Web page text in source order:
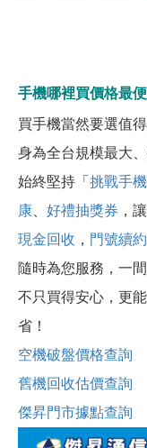
手機哪裡買價格最
買手機當然要選值
身為全台規模最大
始終堅持「挑戰手
康、 好禮抽獎券 ，
現金回收 ， 門號續約
隨時為您服務，一
不只買得安心，更
省！
空機破盤價格查詢
舊機回收估價查詢
傑昇門市據點查詢